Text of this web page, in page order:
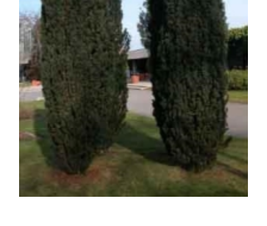
Kosárba
Szabályos ágállású, mélyzöld színű, maximum 30 cm
magas talajtakaró boróka. Igen elegáns, sűrű, tömött
zöld szőnyeget alkot. Sziklakertbe és talajtakarónak
kiválóan alkalmas. A henye boróka egyik legszebb
fajtája! A 'Walesi herceg' henyeboróka kivál ...